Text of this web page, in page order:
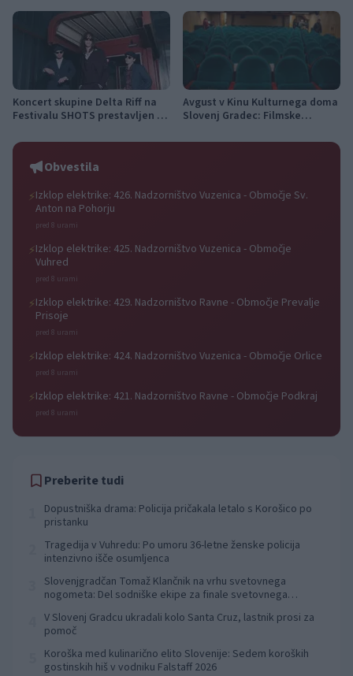
Koncert skupine Delta Riff na
Festivalu SHOTS prestavljen na
Avgust v Kinu Kulturnega doma
Slovenj Gradec: Filmske
počitniški kino
Obvestila
⚡Izklop elektrike: 426. Nadzorništvo Vuzenica - Območje Sv.
Anton na Pohorju
pred 8 urami
⚡Izklop elektrike: 425. Nadzorništvo Vuzenica - Območje
Vuhred
pred 8 urami
⚡Izklop elektrike: 429. Nadzorništvo Ravne - Območje Prevalje
Prisoje
pred 8 urami
⚡Izklop elektrike: 424. Nadzorništvo Vuzenica - Območje Orlice
pred 8 urami
⚡Izklop elektrike: 421. Nadzorništvo Ravne - Območje Podkraj
pred 8 urami
Preberite tudi
Dopustniška drama: Policija pričakala letalo s Korošico po
pristanku
Tragedija v Vuhredu: Po umoru 36-letne ženske policija
intenzivno išče osumljenca
Slovenjgradčan Tomaž Klančnik na vrhu svetovnega
nogometa: Del sodniške ekipe za finale svetovnega
V Slovenj Gradcu ukradali kolo Santa Cruz, lastnik prosi za
pomoč
Koroška med kulinarično elito Slovenije: Sedem koroških
gostinskih hiš v vodniku Falstaff 2026